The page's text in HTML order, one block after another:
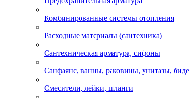
Комбинированные системы отопления
Расходные материалы (сантехника)
Сантехническая арматура, сифоны
Санфаянс, ванны, раковины, унитазы, биде
Смесители, лейки, шланги